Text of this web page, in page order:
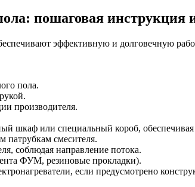
пошаговая инструкция
эффективную и долговечную
пола.
производителя.
шкаф или специальный короб,
смесителя.
соблюдая направление потока.
ФУМ, резиновые прокладки).
если предусмотрено